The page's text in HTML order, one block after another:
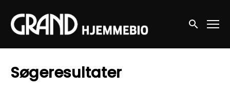
Accessibility Links
Søg nu
Søgeresultater